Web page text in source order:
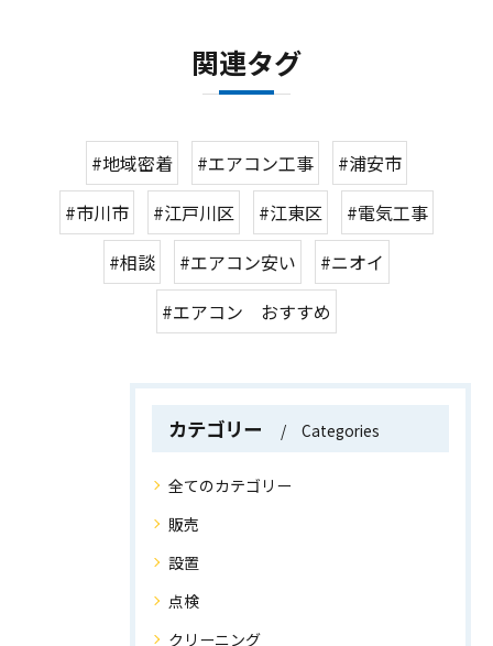
関連タグ
#地域密着 #エアコン工事
#浦安市
#市川市
#江戸川区 #江東区
#電気工事
#相談
#エアコン安い
#ニオイ
#エアコン おすすめ
カテゴリー Categories
全てのカテゴリー
販売
設置
点検
クリーニング